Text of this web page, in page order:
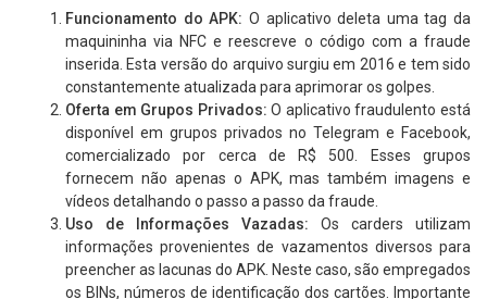
Funcionamento do APK: O aplicativo deleta uma tag da
maquininha via NFC e reescreve o código com a fraude
inserida. Esta versão do arquivo surgiu em 2016 e tem sido
constantemente atualizada para aprimorar os golpes.
Oferta em Grupos Privados: O aplicativo fraudulento está
disponível em grupos privados no Telegram e Facebook,
comercializado por cerca de R$ 500. Esses grupos
fornecem não apenas o APK, mas também imagens e
vídeos detalhando o passo a passo da fraude.
Uso de Informações Vazadas: Os carders utilizam
informações provenientes de vazamentos diversos para
preencher as lacunas do APK. Neste caso, são empregados
os BINs, números de identificação dos cartões. Importante